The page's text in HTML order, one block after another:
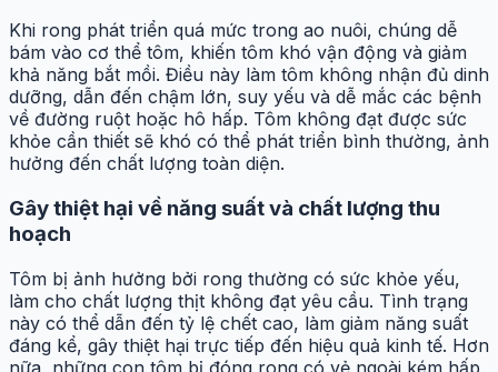
Khi rong phát triển quá mức trong ao nuôi, chúng dễ
bám vào cơ thể tôm, khiến tôm khó vận động và giảm
khả năng bắt mồi. Điều này làm tôm không nhận đủ dinh
dưỡng, dẫn đến chậm lớn, suy yếu và dễ mắc các bệnh
về đường ruột hoặc hô hấp. Tôm không đạt được sức
khỏe cần thiết sẽ khó có thể phát triển bình thường, ảnh
hưởng đến chất lượng toàn diện.
Gây thiệt hại về năng suất và chất lượng thu
hoạch
Tôm bị ảnh hưởng bởi rong thường có sức khỏe yếu,
làm cho chất lượng thịt không đạt yêu cầu. Tình trạng
này có thể dẫn đến tỷ lệ chết cao, làm giảm năng suất
đáng kể, gây thiệt hại trực tiếp đến hiệu quả kinh tế. Hơn
nữa, những con tôm bị đóng rong có vẻ ngoài kém hấp